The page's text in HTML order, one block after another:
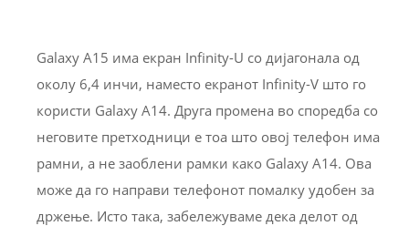
Galaxy A15 има екран Infinity-U со дијагонала од
околу 6,4 инчи, наместо екранот Infinity-V што го
користи Galaxy A14. Друга промена во споредба со
неговите претходници е тоа што овој телефон има
рамни, а не заоблени рамки како Galaxy A14. Ова
може да го направи телефонот помалку удобен за
држење. Исто така, забележуваме дека делот од